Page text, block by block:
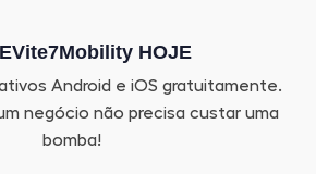
HOJE
Android e iOS gratuitamente.
negócio não precisa custar uma
bomba!